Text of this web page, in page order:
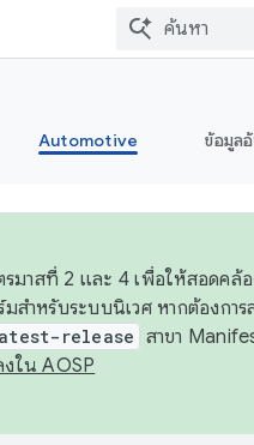
Automotive ข้อมูลอ้
มาสที่ 2 และ 4 เพื่อให้สอดคล้อ
ำหรับระบบนิเวศ หากต้องการ
release สาขา
ใน AOSP